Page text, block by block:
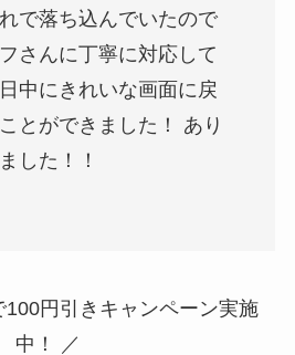
で落ち込んでいたので
さんに丁寧に対応して
中にきれいな画面に戻
とができました！ あり
した！！
100円引きキャンペーン実施
中！ ／